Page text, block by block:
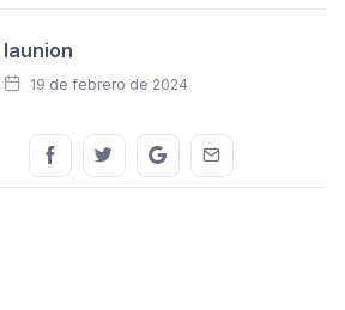
launion
19 de febrero de 2024
Share this on FaceBook
Share this on Twitter
Share this on GMail
Share this on